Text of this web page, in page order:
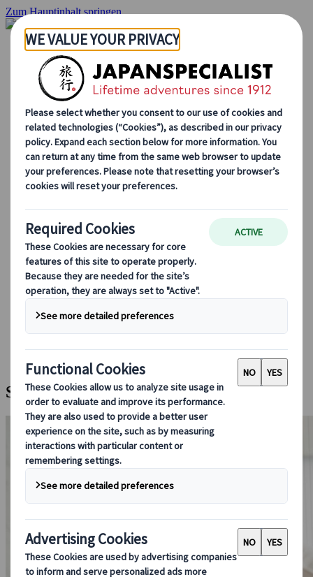
Zum Hauptinhalt springen
Startseite
Rundreisen
Individuelle Reisen
Gruppenreisen
Selbstfahrerreisen
Ausflüge
Massgeschneiderte Gruppenreisen
Japan Rail Pass
Wie wir arbeiten
Über uns
Treffen Sie unser Team
Werden Sie Teil unseres Teams
Saisonale Reisetipps
Highlights des Reiseziels
Kulturelle Einblicke
Kulinarische Erlebnisse
Entdecke Japan mit dem Zug
Häufig gestellte Fragen
Wichtige Informationen
Etikette in Japan
Autofahren in Japan
Bei uns buchen
Japan Rail Pass
Unterkunft
Online-Beratung
Sake-Erlebnis in Fushimi